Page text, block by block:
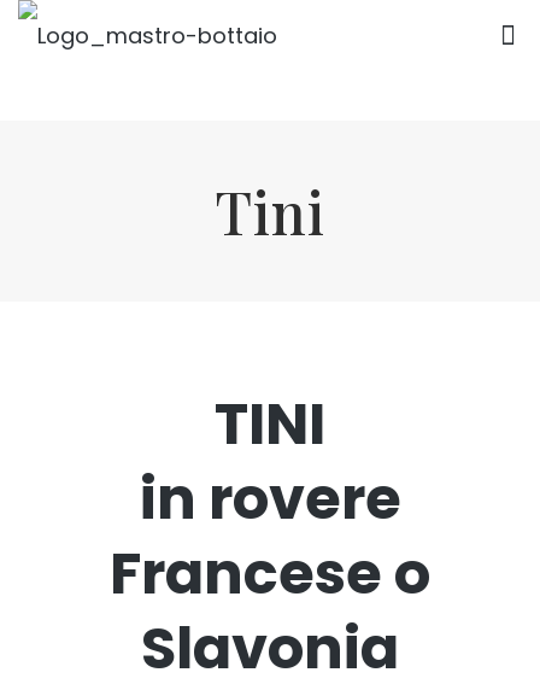
Tini
TINI
in rovere
Francese o
Slavonia